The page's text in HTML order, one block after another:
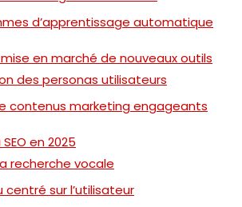
d’apprentissage automatique
en marché de nouveaux outils
des personas utilisateurs
contenus marketing engageants
en 2025
recherche vocale
centré sur l’utilisateur